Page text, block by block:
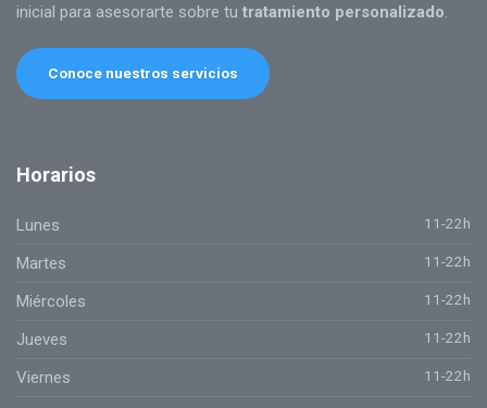
inicial para asesorarte sobre tu tratamiento personalizado.
Conoce nuestros servicios
Horarios
Lunes 11-22h
Martes 11-22h
Miércoles 11-22h
Jueves 11-22h
Viernes 11-22h